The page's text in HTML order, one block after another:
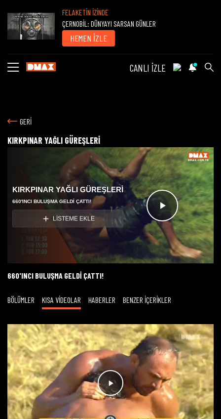
FELAKETİN İZİNDE
ÇERNOBİL: DÜNYAYI SARSAN GÜNLER
HEMEN İZLE
CANLI İZLE
GERİ
KIRKPINAR YAĞLI GÜREŞLERİ
Videoyu
Oynat
KIRKPINAR YAĞLI GÜREŞLERİ
660'INCI BULUŞMA GELDI ÇATTI!
LİSTEME EKLE
660'INCI BULUŞMA GELDI ÇATTI!
BÖLÜMLER KISA VİDEOLAR HABERLER BENZER İÇERİKLER